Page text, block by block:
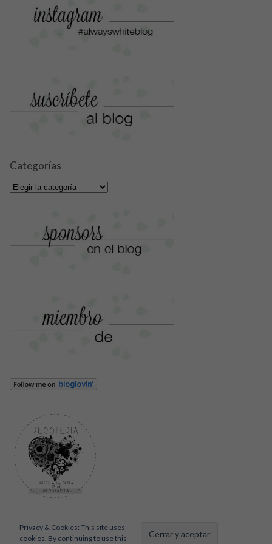
Categorías
Categorías
Privacy & Cookies: This site uses
cookies. By continuing to use this